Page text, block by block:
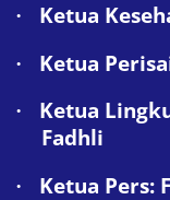
· Ketua
· Ketua
·
Ketua
Fadhli
· Ketua Pers: